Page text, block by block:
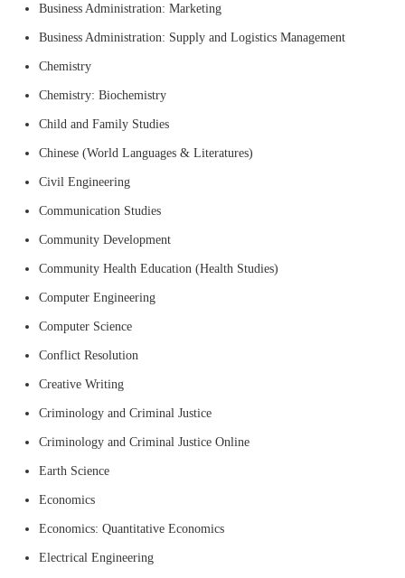
Business Administration: Marketing
Business Administration: Supply and Logistics Management
Chemistry
Chemistry: Biochemistry
Child and Family Studies
Chinese (World Languages & Literatures)
Civil Engineering
Communication Studies
Community Development
Community Health Education (Health Studies)
Computer Engineering
Computer Science
Conflict Resolution
Creative Writing
Criminology and Criminal Justice
Criminology and Criminal Justice Online
Earth Science
Economics
Economics: Quantitative Economics
Electrical Engineering